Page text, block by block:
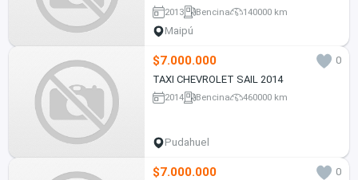
2013 Bencina 140000 km
Maipú
$7.000.000
0
TAXI CHEVROLET SAIL 2014
2014 Bencina 460000 km
Pudahuel
$7.000.000
0